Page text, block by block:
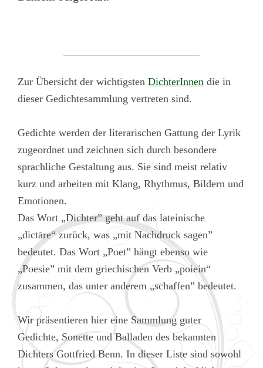
Zur Übersicht der wichtigstenDichterInnen die in
dieser Gedichtesammlung vertreten sind.
Gedichte werden der literarischen Gattung der Lyrik
zugeordnet und zeichnen sich durch besondere
sprachliche Gestaltung aus. Sie sind meist relativ
kurz und arbeiten mit Klang, Rhythmus, Bildern und
Emotionen.
Das Wort „Dichter” geht auf das lateinische
„dictāre“ zurück, was „mit Nachdruck sagen”
bedeutet. Das Wort „Poet” hängt ebenso wie
„Poesie” mit dem griechischen Verb „poiein“
zusammen, das unter anderem „schaffen” bedeutet.
Wir präsentieren hier eine Sammlung guter
Gedichte, Sonette und Balladen des bekannten
Dichters Gottfried Benn. In dieser Liste sind sowohl